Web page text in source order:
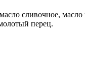
сливочное,
перец.